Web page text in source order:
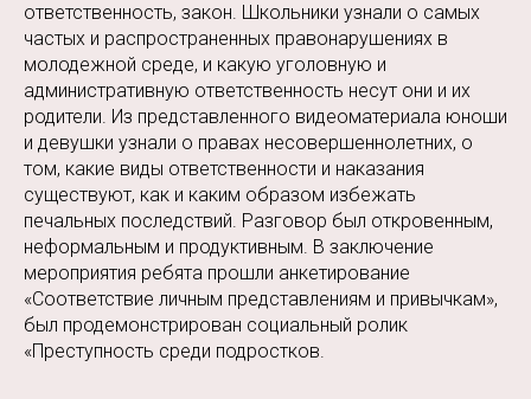
ответственность, закон. Школьники узнали о самых
частых и распространенных правонарушениях в
молодежной среде, и какую уголовную и
административную ответственность несут они и их
родители. Из представленного видеоматериала юноши
и девушки узнали о правах несовершеннолетних, о
том, какие виды ответственности и наказания
существуют, как и каким образом избежать
печальных последствий. Разговор был откровенным,
неформальным и продуктивным. В заключение
мероприятия ребята прошли анкетирование
«Соответствие личным представлениям и привычкам»,
был продемонстрирован социальный ролик
«Преступность среди подростков.